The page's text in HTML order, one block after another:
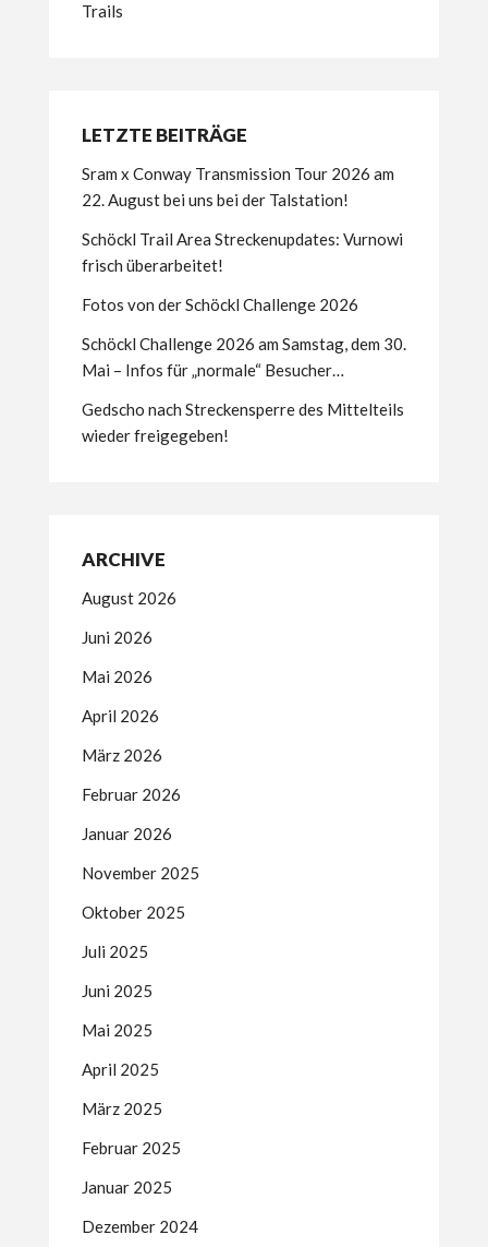
Trails
LETZTE BEITRÄGE
Sram x Conway Transmission Tour 2026 am
22. August bei uns bei der Talstation!
Schöckl Trail Area Streckenupdates: Vurnowi
frisch überarbeitet!
Fotos von der Schöckl Challenge 2026
Schöckl Challenge 2026 am Samstag, dem 30.
Mai – Infos für „normale“ Besucher…
Gedscho nach Streckensperre des Mittelteils
wieder freigegeben!
ARCHIVE
August 2026
Juni 2026
Mai 2026
April 2026
März 2026
Februar 2026
Januar 2026
November 2025
Oktober 2025
Juli 2025
Juni 2025
Mai 2025
April 2025
März 2025
Februar 2025
Januar 2025
Dezember 2024